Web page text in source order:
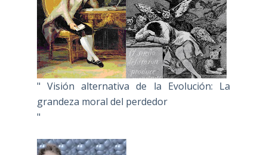
" Visión alternativa de la Evolución: La
grandeza moral del perdedor
"